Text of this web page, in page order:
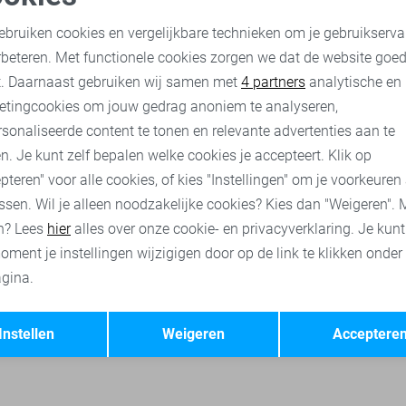
25,00
49,99
Cars jeans Cars jassen Jack & Jones broeken
cookies
cookies Marketing cookies
Terug Opslaan
cookies en vergelijkbare technieken om je
Met functionele cookies zorgen we dat de website goed
Daarnaast gebruiken wij samen met 4 partners analytische en
om jouw gedrag anoniem te analyseren,
content te tonen en relevante advertenties aan te
Je kunt zelf bepalen welke cookies je accepteert. Klik op
voor alle cookies, of kies "Instellingen" om je voorkeuren
Wil je alleen noodzakelijke cookies? Kies dan "Weigeren".
Lees hieralles over onze cookie- en privacyverklaring. Je
je instellingen wijzigigen door op de link te klikken onder
Weigeren